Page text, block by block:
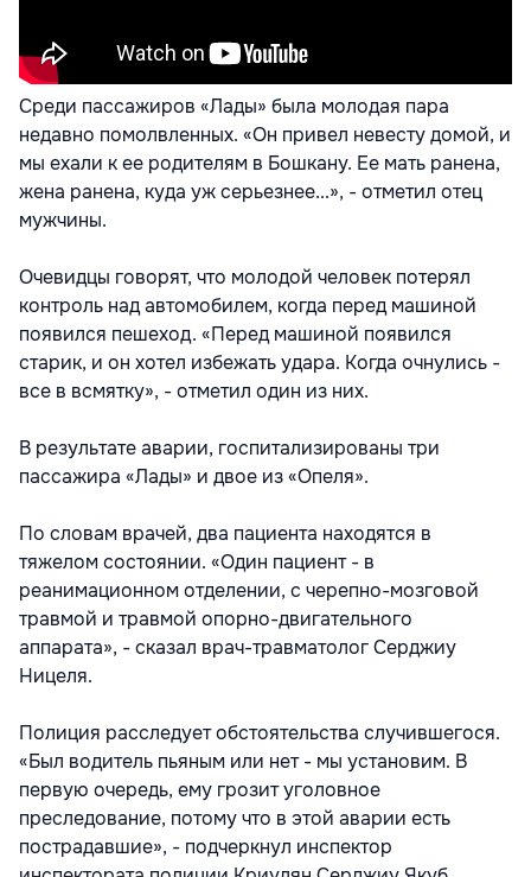
Среди пассажиров «Лады» была молодая пара
недавно помолвленных. «Он привел невесту домой, и
мы ехали к ее родителям в Бошкану. Ее мать ранена,
жена ранена, куда уж серьезнее...», - отметил отец
мужчины.
Очевидцы говорят, что молодой человек потерял
контроль над автомобилем, когда перед машиной
появился пешеход. «Перед машиной появился
старик, и он хотел избежать удара. Когда очнулись -
все в всмятку», - отметил один из них.
В результате аварии, госпитализированы три
пассажира «Лады» и двое из «Опеля».
По словам врачей, два пациента находятся в
тяжелом состоянии. «Один пациент - в
реанимационном отделении, с черепно-мозговой
травмой и травмой опорно-двигательного
аппарата», - сказал врач-травматолог Серджиу
Ницеля.
Полиция расследует обстоятельства случившегося.
«Был водитель пьяным или нет - мы установим. В
первую очередь, ему грозит уголовное
преследование, потому что в этой аварии есть
пострадавшие», - подчеркнул инспектор